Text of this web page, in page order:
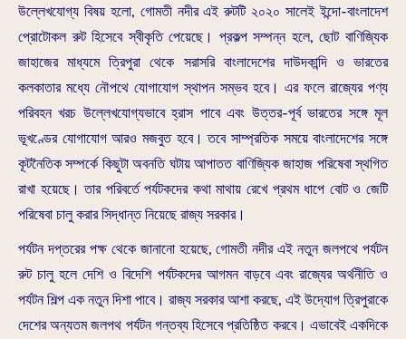
উল্লেখযোগ্য বিষয় হলো, গোমতী নদীর এই রুটটি ২০২০ সালেই ইন্দো-বাংলাদেশ
প্রোটোকল রুট হিসেবে স্বীকৃতি পেয়েছে। প্রকল্প সম্পন্ন হলে, ছোট বাণিজ্যিক
জাহাজের মাধ্যমে ত্রিপুরা থেকে সরাসরি বাংলাদেশের দাউদকান্দি ও ভারতের
কলকাতার মধ্যে নৌপথে যোগাযোগ স্থাপন সম্ভব হবে। এর ফলে রাজ্যের পণ্য
পরিবহন খরচ উল্লেখযোগ্যভাবে হ্রাস পাবে এবং উত্তর-পূর্ব ভারতের সঙ্গে মূল
ভূখণ্ডের যোগাযোগ আরও মজবুত হবে। তবে সাম্প্রতিক সময়ে বাংলাদেশের সঙ্গে
কূটনৈতিক সম্পর্কে কিছুটা অবনতি ঘটায় আপাতত বাণিজ্যিক জাহাজ পরিষেবা স্থগিত
রাখা হয়েছে। তার পরিবর্তে পর্যটকদের কথা মাথায় রেখে প্রথম ধাপে বোট ও জেটি
পরিষেবা চালু করার সিদ্ধান্ত নিয়েছে রাজ্য সরকার।
পর্যটন দপ্তরের পক্ষ থেকে জানানো হয়েছে, গোমতী নদীর এই নতুন জলপথে পর্যটন
রুট চালু হলে দেশি ও বিদেশি পর্যটকদের আগমন বাড়বে এবং রাজ্যের অর্থনীতি ও
পর্যটন শিল্প এক নতুন দিশা পাবে। রাজ্য সরকার আশা করছে, এই উদ্যোগ ত্রিপুরাকে
দেশের অন্যতম জলপথ পর্যটন গন্তব্য হিসেবে প্রতিষ্ঠিত করবে। এভাবেই একদিকে